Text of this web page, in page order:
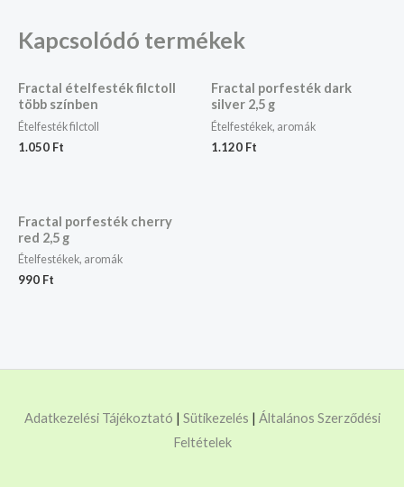
Kapcsolódó termékek
Fractal ételfesték filctoll
több színben
Ételfesték filctoll
1.050 Ft
Fractal porfesték dark
silver 2,5 g
Ételfestékek, aromák
1.120 Ft
Fractal porfesték cherry
red 2,5 g
Ételfestékek, aromák
990 Ft
Adatkezelési Tájékoztató | Sütikezelés | Általános Szerződési
Feltételek